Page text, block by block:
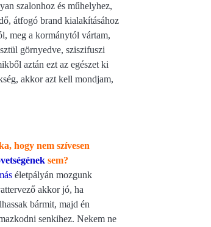
szalonhoz és műhelyhez,
átfogó brand kialakításához
meg a kormánytól vártam,
görnyedve, sziszifuszi
aztán ezt az egészet ki
akkor azt kell mondjam,
hogy nem szívesen
sem?
életpályán mozgunk
akkor jó, ha
bármit, majd én
senkihez. Nekem ne